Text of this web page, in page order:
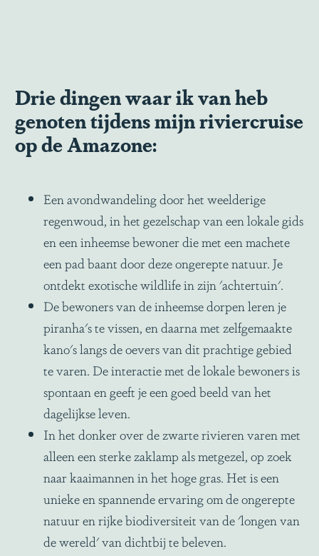
Drie dingen waar ik van heb
genoten tijdens mijn riviercruise
op de Amazone:
Een avondwandeling door het weelderige
regenwoud, in het gezelschap van een lokale gids
en een inheemse bewoner die met een machete
een pad baant door deze ongerepte natuur. Je
ontdekt exotische wildlife in zijn 'achtertuin'.
De bewoners van de inheemse dorpen leren je
piranha's te vissen, en daarna met zelfgemaakte
kano's langs de oevers van dit prachtige gebied
te varen. De interactie met de lokale bewoners is
spontaan en geeft je een goed beeld van het
dagelijkse leven.
In het donker over de zwarte rivieren varen met
alleen een sterke zaklamp als metgezel, op zoek
naar kaaimannen in het hoge gras. Het is een
unieke en spannende ervaring om de ongerepte
natuur en rijke biodiversiteit van de 'longen van
de wereld' van dichtbij te beleven.